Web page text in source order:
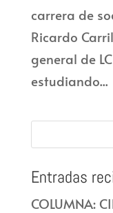
carrera de
Ricardo
general de
estudiando...
Entradas
COLUMNA: